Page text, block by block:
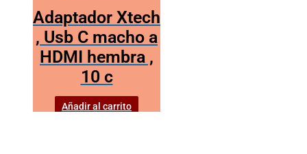
Adaptador Xtech
, Usb C macho a
HDMI hembra ,
10 c
Añadir al carrito